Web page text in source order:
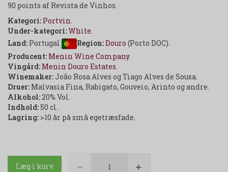
90 points af Revista de Vinhos.
Kategori: Portvin.
Under-kategori:White.
Land: Portugal Region:Douro (Porto DOC).
Producent: Menin Wine Company.
Vingård: Menin Douro Estates.
Winemaker:João Rosa Alves og Tiago Alves de Sousa.
Druer: Malvasia Fina, Rabigato, Gouveio, Arinto og andre.
Alkohol:20% Vol.
Indhold:50 cl.
Lagring: >10 år på små egetræsfade.
Læg i kurv